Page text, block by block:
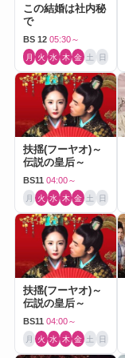
この結婚は社内秘
で
BS 12 05:30～
月 火 水 木 金 土 日
扶揺(フーヤオ)～
伝説の皇后～
BS11 04:00～
月 火 水 木 金 土 日
扶揺(フーヤオ)～
伝説の皇后～
BS11 04:00～
月 火 水 木 金 土 日